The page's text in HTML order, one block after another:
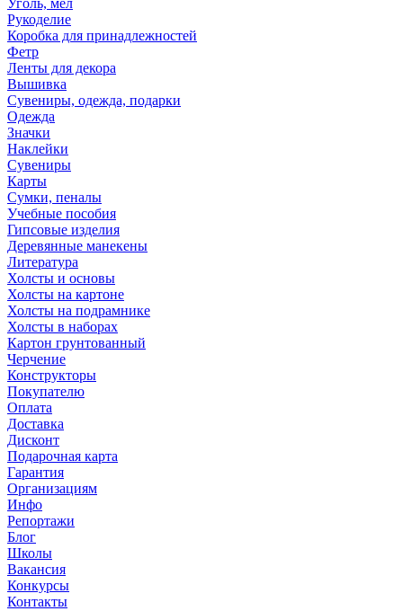
Уголь, мел
Рукоделие
Коробка для принадлежностей
Фетр
Ленты для декора
Вышивка
Сувениры, одежда, подарки
Одежда
Значки
Наклейки
Сувениры
Карты
Сумки, пеналы
Учебные пособия
Гипсовые изделия
Деревянные манекены
Литература
Холсты и основы
Холсты на картоне
Холсты на подрамнике
Холсты в наборах
Картон грунтованный
Черчение
Конструкторы
Покупателю
Оплата
Доставка
Дисконт
Подарочная карта
Гарантия
Организациям
Инфо
Репортажи
Блог
Школы
Вакансия
Конкурсы
Контакты